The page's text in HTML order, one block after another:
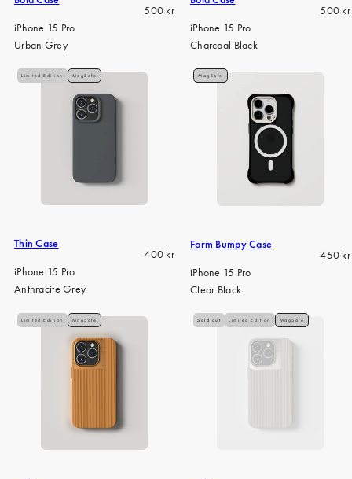
Regular
500 kr
iPhone 15 Pro
Urban Grey
500 kr
iPhone 15 Pro
Charcoal Black
Limited Edition MagSafe
Thin Case
Regular
400 kr
iPhone 15 Pro
Anthracite Grey
MagSafe
Form Bumpy Case
450 kr
iPhone 15 Pro
Clear Black
Limited Edition MagSafe Sold out Limited Edition MagSafe